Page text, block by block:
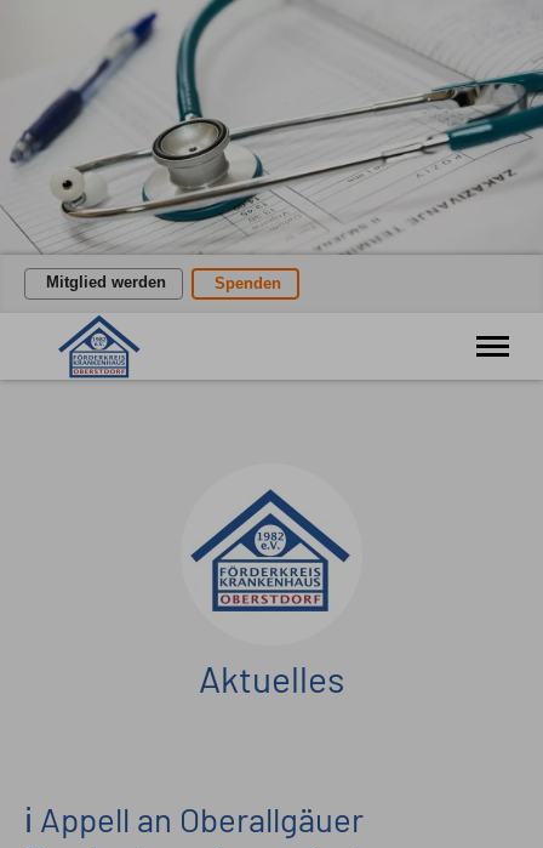
Mitglied werden Spenden
Aktuelles
ℹ️ Appell an Oberallgäuer